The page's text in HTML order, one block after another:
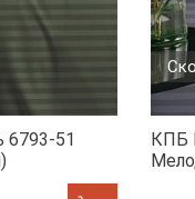
6793-51
КПБ